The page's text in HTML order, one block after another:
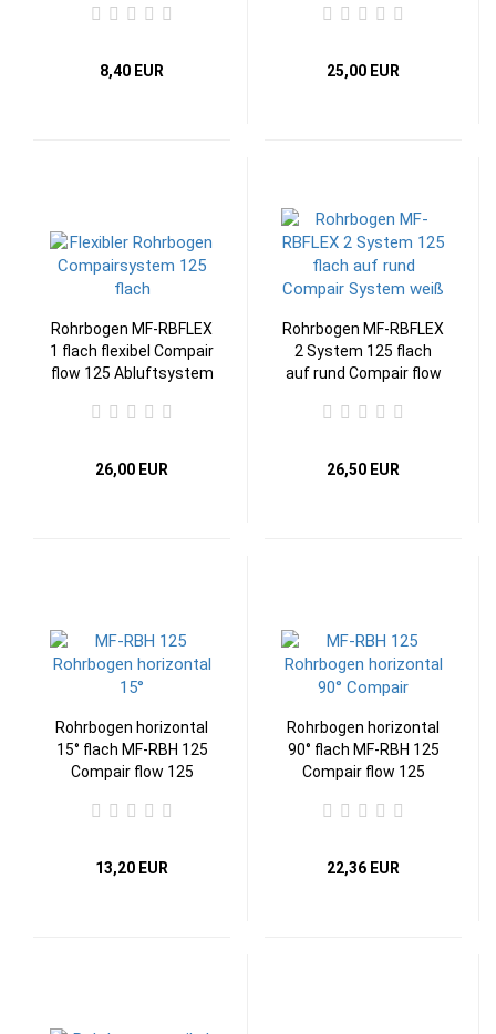
8,40 EUR 25,00 EUR
Rohrbogen MF-RBFLEX
1 flach flexibel Compair
flow 125 Abluftsystem
26,00 EUR
Rohrbogen MF-RBFLEX
2 System 125 flach
auf rund Compair flow
26,50 EUR
Rohrbogen horizontal
15° flach MF-RBH 125
Compair flow 125
13,20 EUR
Rohrbogen horizontal
90° flach MF-RBH 125
Compair flow 125
22,36 EUR